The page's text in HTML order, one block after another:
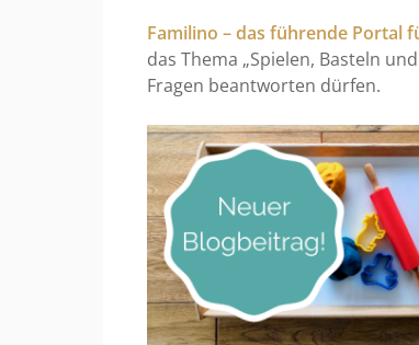
Familino – das führende Portal
das Thema „Spielen, Basteln
Fragen beantworten dürfen.